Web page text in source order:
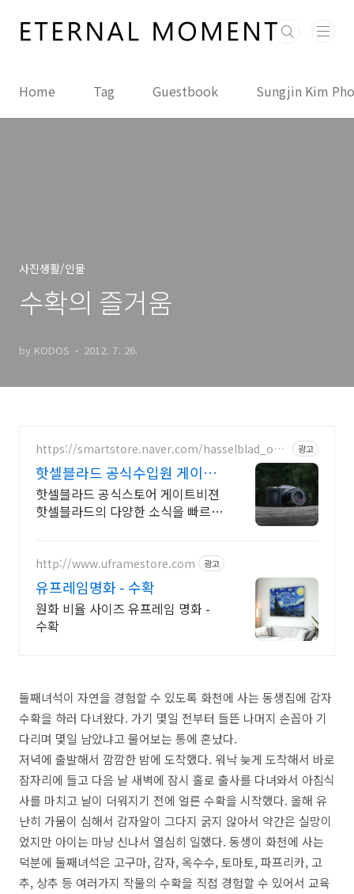
Home Tag Guestbook Sungjin Kim
사진생활/인물
수확의 즐거움
by KODOS 2012. 7. 26.
https://smartstore.naver.com/hasselblad_offic
광고
핫셀블라드 공식수입원 게이트
비젼
핫셀블라드 공식스토어 게이트비젼
핫셀블라드의 다양한 소식을 빠르게
http://www.uframestore.com 광고
유프레임명화 - 수확
원화 비율 사이즈 유프레임 명화 -
수확
둘째녀석이 자연을 경험할 수 있도록 화천에 사는 동생집에 감자
수확을 하러 다녀왔다. 가기 몇일 전부터 들뜬 나머지 손꼽아 기
다리며 몇일 남았냐고 물어보는 통에 혼났다.
저녁에 출발해서 깜깜한 밤에 도착했다. 워낙 늦게 도착해서 바로
잠자리에 들고 다음 날 새벽에 잠시 홀로 출사를 다녀와서 아침식
사를 마치고 날이 더워지기 전에 얼른 수확을 시작했다. 올해 유
난히 가뭄이 심해서 감자알이 그다지 굵지 않아서 약간은 실망이
었지만 아이는 마냥 신나서 열심히 일했다. 동생이 화천에 사는
덕분에 둘째녀석은 고구마, 감자, 옥수수, 토마토, 파프리카, 고
추, 상추 등 여러가지 작물의 수확을 직접 경험할 수 있어서 교육